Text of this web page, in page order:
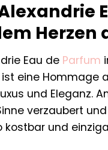
Herzen
Eau de Parfum
eine Hommage
und Eleganz.
verzaubert
und